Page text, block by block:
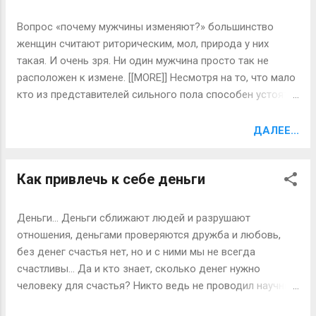
при встрече с менеджером по кадрам, и нужно ли в этот
момент шевелить ушами. [[MORE]] А если серьезно, то
большинство интервью длится примерно пятнадцать-
двадцать минут, но решающими являются первые
несколько минут. Мнение о претенденте, сложившееся у
шести минут, почти всегда предвосхищает конечный
Вопрос «почему мужчины изменяют?» большинство
женщин считают риторическим, мол, природа у них
такая. И очень зря. Ни один мужчина просто так не
расположен к измене. [[MORE]] Несмотря на то, что мало
кто из представителей сильного пола способен устоять
мужчин записывать в потенциальные изменники. Да,
половых партнёров. Но нельзя игнорировать
вами давно уже не живём в пещерах и не прикрываем
срам фиговым листком. Необходимо понять, что считать
априори гулящим повесой можно лишь того
представителя сильного пола, который не обременён
постоянными отношениями. Если же парень встречается
ДАЛЕЕ...
Как привлечь к себе деньги
Деньги… Деньги сближают людей и разрушают
отношения, деньгами проверяются дружба и любовь,
без денег счастья нет, но и с ними мы не всегда
счастливы… Да и кто знает, сколько денег нужно
человеку для счастья? Никто ведь не проводил научных